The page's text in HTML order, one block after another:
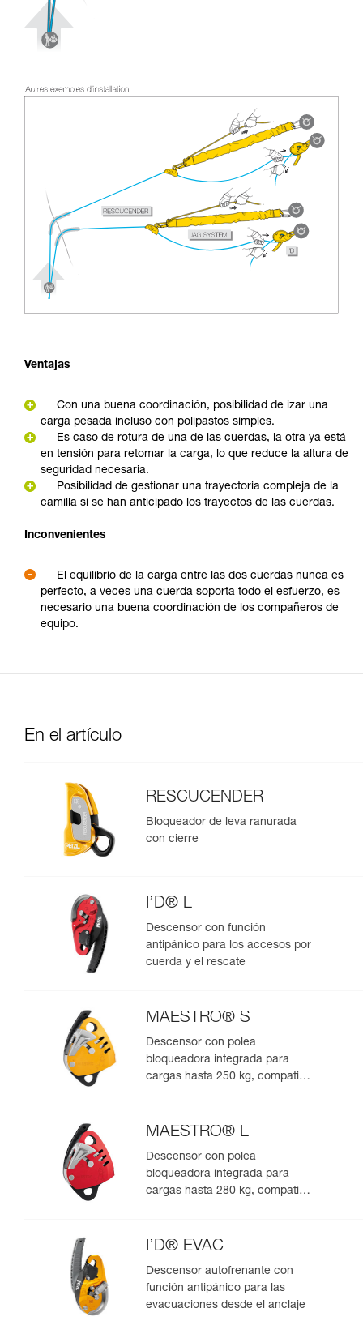
Ventajas
Con una buena coordinación, posibilidad de izar una
carga pesada incluso con polipastos simples.
Es caso de rotura de una de las cuerdas, la otra ya está
en tensión para retomar la carga, lo que reduce la altura de
seguridad necesaria.
Posibilidad de gestionar una trayectoria compleja de la
camilla si se han anticipado los trayectos de las cuerdas.
Inconvenientes
El equilibrio de la carga entre las dos cuerdas nunca es
perfecto, a veces una cuerda soporta todo el esfuerzo, es
necesario una buena coordinación de los compañeros de
equipo.
En el artículo
RESCUCENDER
Bloqueador de leva ranurada
con cierre
I’D® L
Descensor con función
antipánico para los accesos por
cuerda y el rescate
MAESTRO® S
Descensor con polea
bloqueadora integrada para
cargas hasta 250 kg, compatible
MAESTRO® L
Descensor con polea
bloqueadora integrada para
cargas hasta 280 kg, compatible
I’D® EVAC
Descensor autofrenante con
función antipánico para las
evacuaciones desde el anclaje